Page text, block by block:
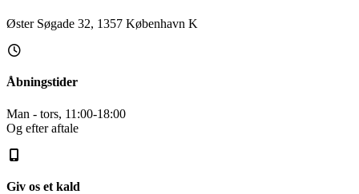
Øster Søgade 32, 1357 København K
Åbningstider
Man - tors, 11:00-18:00
Og efter aftale
Giv os et kald